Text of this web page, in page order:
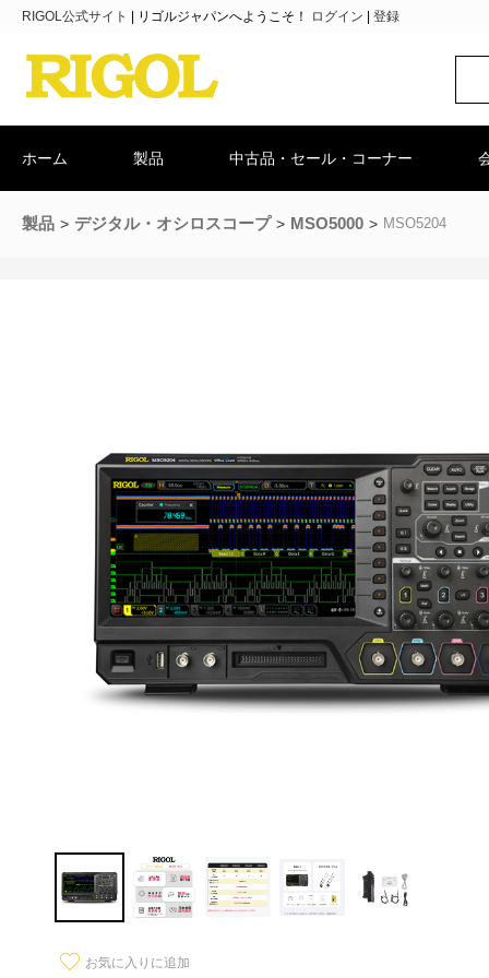
RIGOL公式サイト リゴルジャパンへようこそ！ ログイン 登録
ホーム 製品 中古品・セール・コーナー
製品 デジタル・オシロスコープ MSO5000 MSO5204
お気に入りに追加